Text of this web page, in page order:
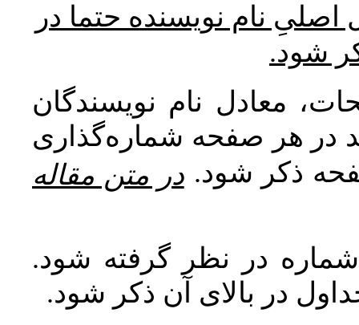
نام نویسنده حتما در
شود.
معادل نام نویسندگان
در هر صفحه شماره‌گذاری
ذکر شود. در متن مقاله
در نظر گرفته شود.
در بالای آن ذکر شود.